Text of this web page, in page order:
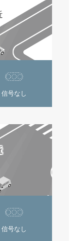
信号なし
信号なし